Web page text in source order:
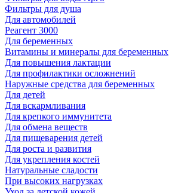
Фильтры для душа
Для автомобилей
Реагент 3000
Для беременных
Витамины и минералы для беременных
Для повышения лактации
Для профилактики осложнений
Наружные средства для беременных
Для детей
Для вскармливания
Для крепкого иммунитета
Для обмена веществ
Для пищеварения детей
Для роста и развития
Для укрепления костей
Натуральные сладости
При высоких нагрузках